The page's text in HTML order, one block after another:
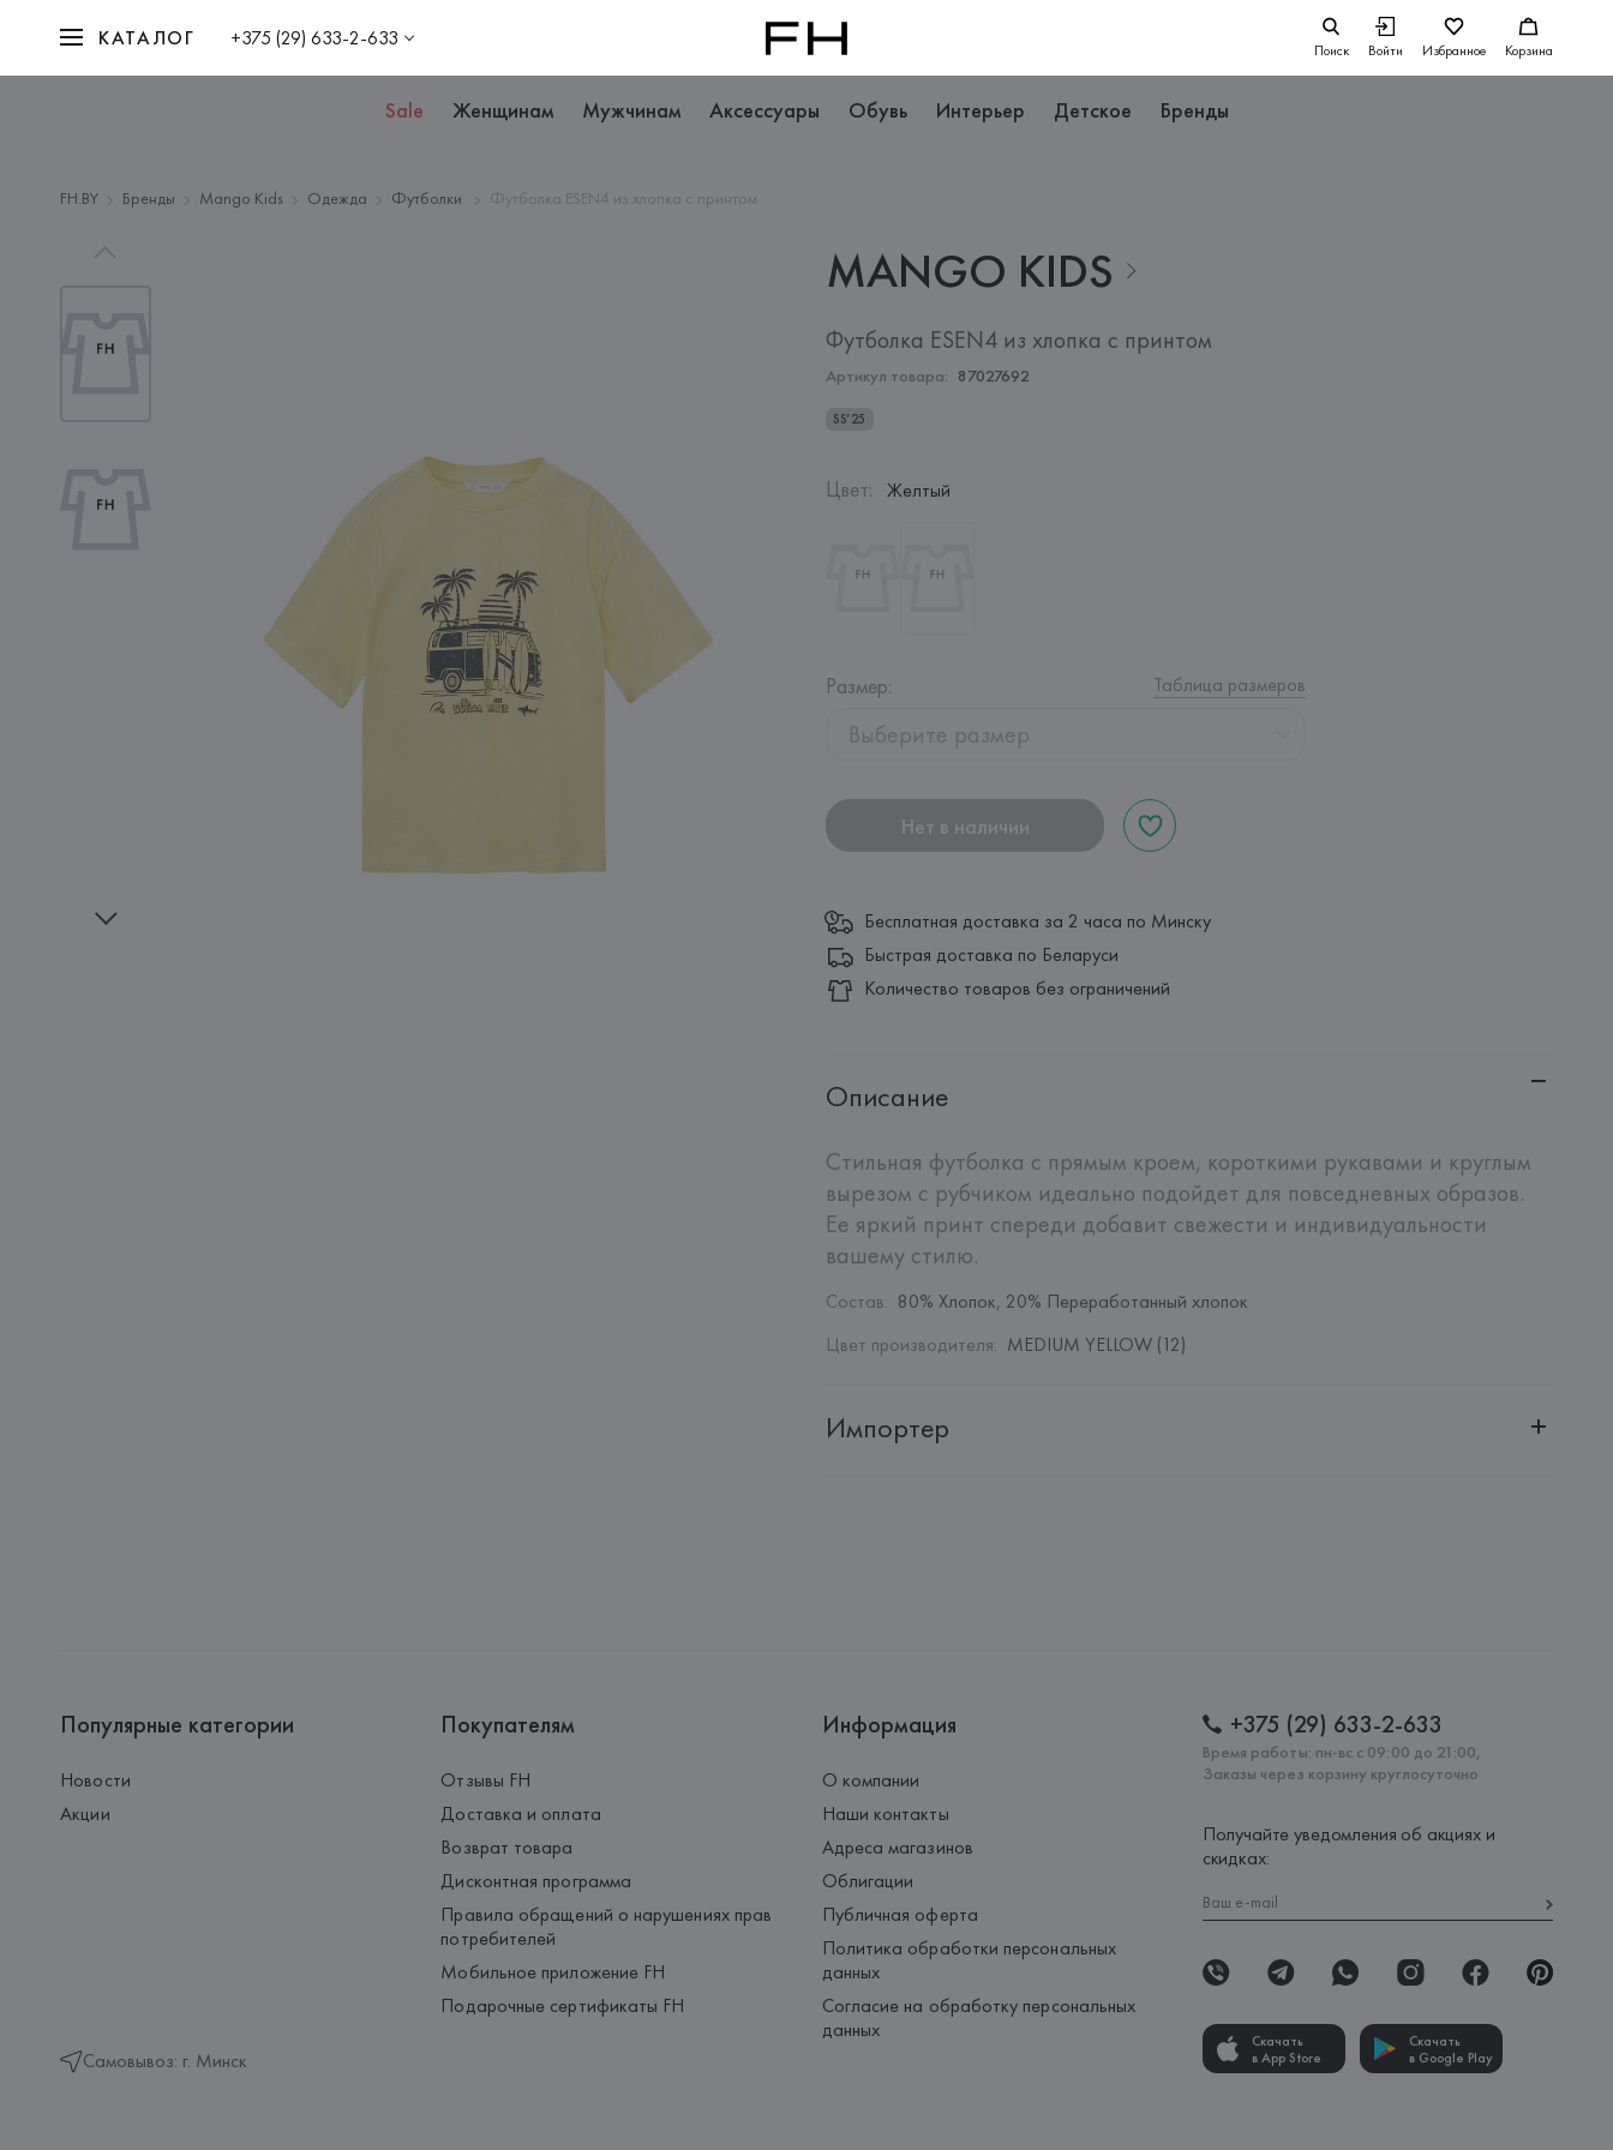
КАТАЛОГ +375 (29) 633-2-633 Поиск Войти Избранное Корзина
Sale Женщинам Мужчинам Аксессуары Обувь Интерьер Детское Бренды
FH.BY Бренды Mango Kids Одежда Футболки Футболка ESEN4 из хлопка с принтом
MANGO KIDS
Футболка ESEN4 из хлопка с принтом
Артикул товара: 87027692
SS’25
Цвет: Желтый
Размер: Таблица размеров
Выберите размер
Нет в наличии
Бесплатная доставка за 2 часа по Минску
Быстрая доставка по Беларуси
Количество товаров без ограничений
Описание
Стильная футболка с прямым кроем, короткими рукавами и круглым
вырезом с рубчиком идеально подойдет для повседневных образов.
Ее яркий принт спереди добавит свежести и индивидуальности
вашему стилю.
Состав: 80% Хлопок, 20% Переработанный хлопок
Цвет производителя: MEDIUM YELLOW (12)
Импортер
Популярные категории
Новости
Акции
Самовывоз: г. Минск
Покупателям
Отзывы FH
Доставка и оплата
Возврат товара
Дисконтная программа
Правила обращений о нарушениях прав
потребителей
Мобильное приложение FH
Подарочные сертификаты FH
Информация
О компании
Наши контакты
Адреса магазинов
Облигации
Публичная оферта
Политика обработки персональных
данных
Согласие на обработку персональных
данных
+375 (29) 633-2-633
Время работы: пн-вс с 09:00 до 21:00,
Заказы через корзину круглосуточно
Получайте уведомления об акциях и
скидках:
Скачать
в App Store
Скачать
в Google Play